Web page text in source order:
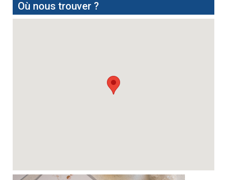
Où nous trouver ?